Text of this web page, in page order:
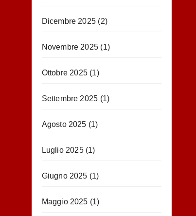
Dicembre 2025 (2)
Novembre 2025 (1)
Ottobre 2025(1)
Settembre 2025 (1)
Agosto 2025 (1)
Luglio 2025(1)
Giugno 2025 (1)
Maggio 2025 (1)